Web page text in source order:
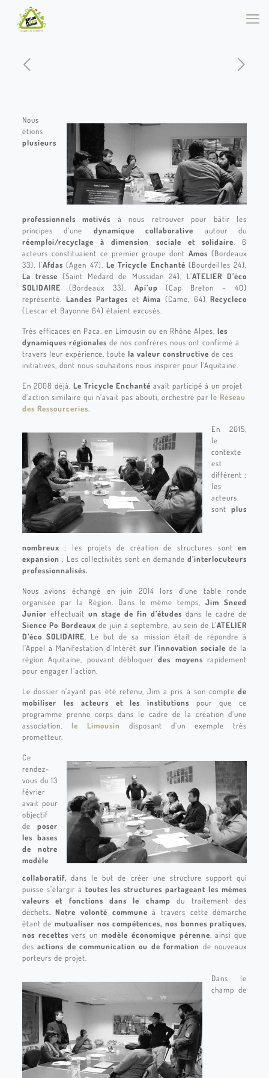
Nous
étions
plusieurs
professionnels motivés à nous retrouver pour bâtir les
principes d’une dynamique collaborative autour du
réemploi/recyclage
à dimension sociale et solidaire . 6
acteurs constituaient ce premier groupe dontAmos (Bordeaux
33), l’Afdas (Agen 47), Le Tricycle Enchanté (Bourdeilles 24),
La tresse (Saint Médard de Mussidan 24), L’ATELIER D’éco
SOLIDAIRE (Bordeaux 33), Api’up (Cap Breton – 40)
représenté. Landes Partages etAima (Came, 64)Recycleco
(Lescar et Bayonne 64) étaient excusés.
Très efficaces en Paca, en Limousin ou en Rhône Alpes, les
dynamiques régionales de nos confrères nous ont confirmé à
travers leur expérience, toute la valeur constructive de ces
initiatives, dont nous souhaitons nous inspirer pour l’Aquitaine.
En 2008 déjà, Le Tricycle Enchanté avait participé à un projet
d’action similaire qui n’avait pas abouti, orchestré par le Réseau
des Ressourceries.
En 2015,
le
contexte
est
différent ;
les
acteurs
sontplus
nombreux ; les projets de création de structures sonten
expansion ; Les collectivités sont en demanded’interlocuteurs
professionnalisés.
Nous avions échangé en juin 2014 lors d’une table ronde
organisée par la Région. Dans le même temps,Jim Sneed
Junior effectuait un stage de fin d’études dans le cadre de
Sience Po Bordeaux de juin à septembre, au sein de L’ATELIER
D’éco SOLIDAIRE . Le but de sa mission était de répondre à
l’Appel à Manifestation d’Intérêt sur l’innovation sociale de la
région Aquitaine, pouvant débloquerdes moyens rapidement
pour engager l’action.
Le dossier n’ayant pas été retenu, Jim a pris à son comptede
mobiliser les acteurs et les institutions pour que ce
programme prenne corps dans le cadre de la création d’une
association, le Limousin
disposant d’un exemple très
prometteur.
Ce
rendez-
vous du 13
février
avait pour
objectif
deposer
les bases
de notre
modèle
collaboratif, dans le but de créer une structure support qui
puisse s’élargir à toutes les structures partageant les mêmes
valeurs et fonctions dans le champ du traitement des
déchets. Notre volonté commune à travers cette démarche
étant demutualiser nos compétences, nos bonnes pratiques,
nos recettes vers un modèle économique pérenne , ainsi que
desactions de communication ou de formation de nouveaux
porteurs de projet.
Dans le
champ de